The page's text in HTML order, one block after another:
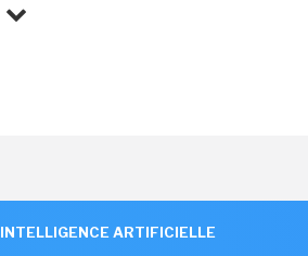
INTELLIGENCE ARTIFICIELLE